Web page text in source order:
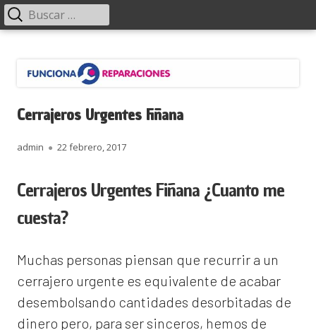
contenido
Menú
principal Buscar:
Cerrajeros Urgentes Fiñana
Autor
admin
Publicado
22 febrero, 2017
Cerrajeros Urgentes Fiñana ¿Cuanto me
cuesta?
Muchas personas piensan que recurrir a un
cerrajero urgente es equivalente de acabar
desembolsando cantidades desorbitadas de
dinero pero, para ser sinceros, hemos de